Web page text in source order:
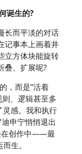
诞生的?
而平淡的对话
记事本上画着井
立方体块能旋转
叠、扩展呢?
，而是“活着
、逻辑甚至多
灵感。我和执行
申宁悄悄退出
在创作中——最
生。